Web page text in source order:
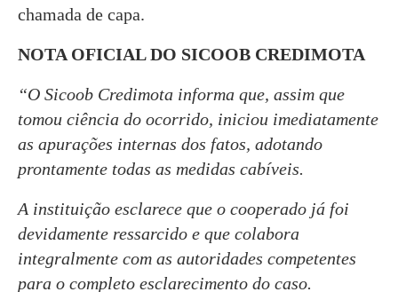
chamada de capa.
NOTA OFICIAL DO SICOOB CREDIMOTA
“O Sicoob Credimota informa que, assim que
tomou ciência do ocorrido, iniciou imediatamente
as apurações internas dos fatos, adotando
prontamente todas as medidas cabíveis.
A instituição esclarece que o cooperado já foi
devidamente ressarcido e que colabora
integralmente com as autoridades competentes
para o completo esclarecimento do caso.